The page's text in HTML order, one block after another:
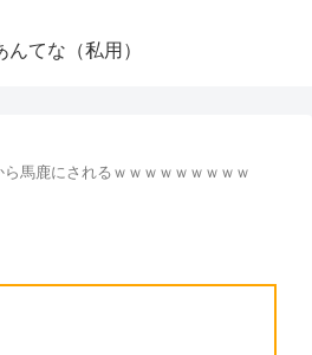
んてな（私用）
馬鹿にされるｗｗｗｗｗｗｗｗｗ